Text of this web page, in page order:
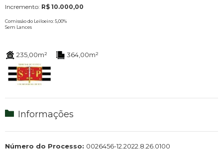
Incremento: R$ 10.000,00
Comissão do Leiloeiro: 5,00%
Sem Lances
235,00m² 364,00m²
Informações
Número do Processo: 0026456-12.2022.8.26.0100